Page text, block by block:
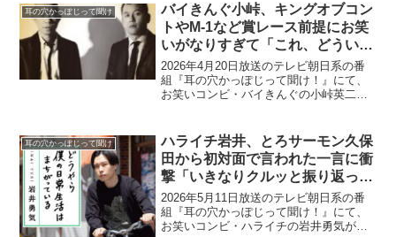
耳の穴かっぽじって聞け
バイきんぐ小峠、キングオブコン
トやM-1など賞レース前提にお笑
いがなりすぎて「これ、どういう
ことなんだ？」と思うネタが増え
てきたと指摘
2026年4月20日放送のテレビ朝日系の番
組『耳の穴かっぽじって聞け！』にて、
お笑いコンビ・バイきんぐの小峠英二
いうことなんだ？」と思うネタが増えて
きたと指摘してい...
耳の穴かっぽじって聞け
ハライチ岩井、とろサーモン久保
田から初対面で言われた一言に衝
撃「いきなりクルッと振り返っ
て…」
2026年5月11日放送のテレビ朝日系の番
組『耳の穴かっぽじって聞け！』にて、
お笑いコンビ・ハライチの岩井勇気が、